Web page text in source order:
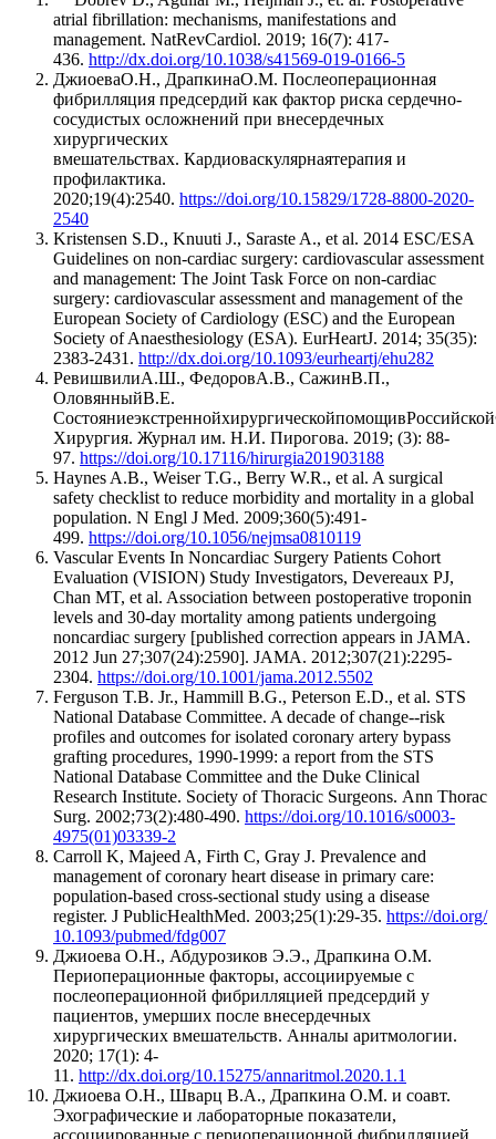
atrial fibrillation: mechanisms, manifestations and
management. NatRevCardiol. 2019; 16(7): 417-
436. http://dx.doi.org/10.1038/s41569-019-0166-5
ДжиоеваО.Н., ДрапкинаО.М. Послеоперационная
фибрилляция предсердий как фактор риска сердечно-
сосудистых осложнений при внесердечных
хирургических
вмешательствах. Кардиоваскулярнаятерапия и
профилактика.
2020;19(4):2540. https://doi.org/10.15829/1728-8800-2020-
2540
Kristensen S.D., Knuuti J., Saraste A., et al. 2014 ESC/ESA
Guidelines on non-cardiac surgery: cardiovascular assessment
and management: The Joint Task Force on non-cardiac
surgery: cardiovascular assessment and management of the
European Society of Cardiology (ESC) and the European
Society of Anaesthesiology (ESA). EurHeartJ. 2014; 35(35):
2383-2431. http://dx.doi.org/10.1093/eurheartj/ehu282
РевишвилиА.Ш., ФедоровА.В., СажинВ.П.,
ОловянныйВ.Е.
Хирургия. Журнал им. Н.И. Пирогова. 2019; (3): 88-
97. https://doi.org/10.17116/hirurgia201903188
Haynes A.B., Weiser T.G., Berry W.R., et al. A surgical
safety checklist to reduce morbidity and mortality in a global
population. N Engl J Med. 2009;360(5):491-
499. https://doi.org/10.1056/nejmsa0810119
Vascular Events In Noncardiac Surgery Patients Cohort
Evaluation (VISION) Study Investigators, Devereaux PJ,
Chan MT, et al. Association between postoperative troponin
levels and 30-day mortality among patients undergoing
noncardiac surgery [published correction appears in JAMA.
2012 Jun 27;307(24):2590]. JAMA. 2012;307(21):2295-
2304. https://doi.org/10.1001/jama.2012.5502
Ferguson T.B. Jr., Hammill B.G., Peterson E.D., et al. STS
National Database Committee. A decade of change--risk
profiles and outcomes for isolated coronary artery bypass
grafting procedures, 1990-1999: a report from the STS
National Database Committee and the Duke Clinical
Research Institute. Society of Thoracic Surgeons. Ann Thorac
Surg. 2002;73(2):480-490. https://doi.org/10.1016/s0003-
4975(01)03339-2
Carroll K, Majeed A, Firth C, Gray J. Prevalence and
management of coronary heart disease in primary care:
population-based cross-sectional study using a disease
register. J PublicHealthMed. 2003;25(1):29-35. https://doi.org/
10.1093/pubmed/fdg007
Джиоева О.Н., Абдурозиков Э.Э., Драпкина О.М.
Периоперационные факторы, ассоциируемые с
послеоперационной фибрилляцией предсердий у
пациентов, умерших после внесердечных
хирургических вмешательств. Анналы аритмологии.
2020; 17(1): 4-
11. http://dx.doi.org/10.15275/annaritmol.2020.1.1
Джиоева О.Н., Шварц В.А., Драпкина О.М. и соавт.
Эхографические и лабораторные показатели,
ассоциированные с периоперационной фибрилляцией